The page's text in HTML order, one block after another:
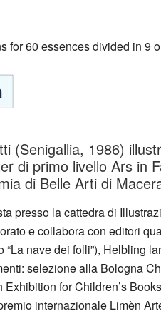
for 60 essences divided in 9
(Senigallia, 1986)
di primo livello Ars in
di Belle Arti di
presso la cattedra di
e collabora con editori
“La nave dei folli”), Helbling
selezione alla Bologna
for Children’s
internazionale Limèn